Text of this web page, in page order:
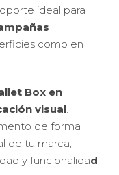
ideal para
como en
Box en
visual
de forma
de tu marca,
y funcionalidad